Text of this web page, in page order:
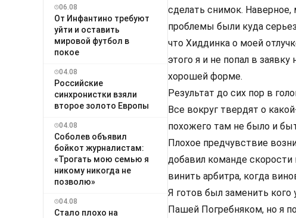
06.08
От Инфантино требуют
уйти и оставить
мировой футбол в
покое
04.08
Российские
синхронистки взяли
второе золото Европы
04.08
Соболев объявил
бойкот журналистам:
«Трогать мою семью я
никому никогда не
позволю»
04.08
Стало плохо на
сделать снимок.
проблемы были куда
что Хиддинка о моей
этого я и не попал в
хорошей форме.
Результат до сих пор в
Все вокруг твердят о
похожего там не было и
Плохое предчувствие
добавил команде скорости
винить арбитра, когда
Я готов был заменить
Пашей Погребняком, но я